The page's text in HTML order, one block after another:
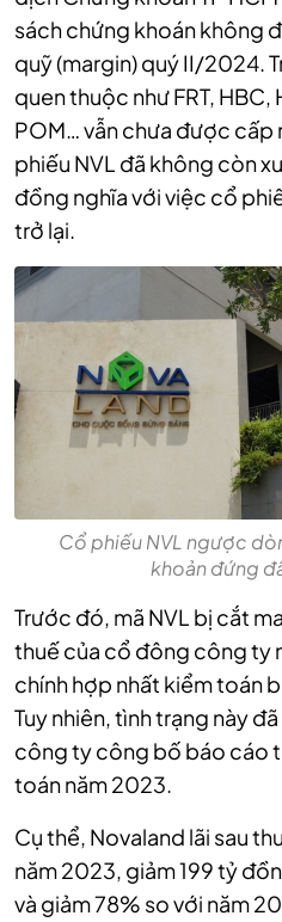
sách chứng khoán không
quỹ (margin) quý II/2024.
quen thuộc như FRT, HBC,
POM… vẫn chưa được cấp
phiếu NVL đã không còn
đồng nghĩa với việc cổ
trở lại.
Cổ phiếu NVL ngược
khoản đứng
Trước đó, mã NVL bị cắt
thuế của cổ đông công ty
chính hợp nhất kiểm toán
Tuy nhiên, tình trạng này
công ty công bố báo cáo
toán năm 2023.
Cụ thể, Novaland lãi sau
năm 2023, giảm 199 tỷ
và giảm 78% so với năm